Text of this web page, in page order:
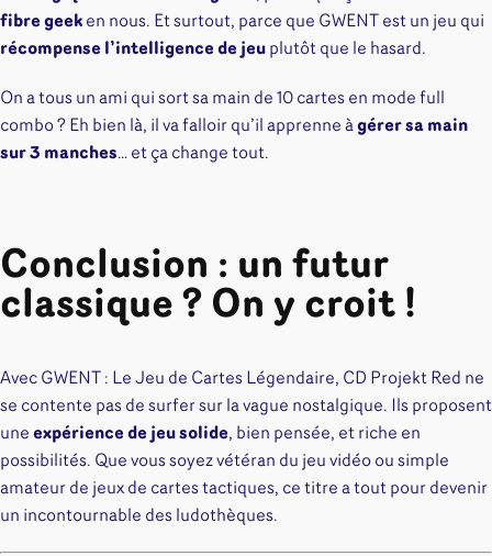
fibre geek en nous. Et surtout, parce que GWENT est un jeu qui
récompense l’intelligence de jeu plutôt que le hasard.
On a tous un ami qui sort sa main de 10 cartes en mode full
combo ? Eh bien là, il va falloir qu’il apprenne àgérer sa main
sur 3 manches… et ça change tout.
Conclusion : un futur
classique ? On y croit !
Avec GWENT : Le Jeu de Cartes Légendaire, CD Projekt Red ne
se contente pas de surfer sur la vague nostalgique. Ils proposent
une expérience de jeu solide, bien pensée, et riche en
possibilités. Que vous soyez vétéran du jeu vidéo ou simple
amateur de jeux de cartes tactiques, ce titre a tout pour devenir
un incontournable des ludothèques.